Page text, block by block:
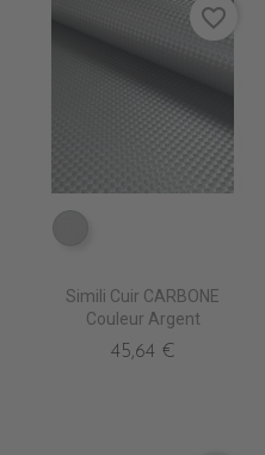
Simili Cuir CARBONE
Couleur Argent
45,64 €
favorite_border